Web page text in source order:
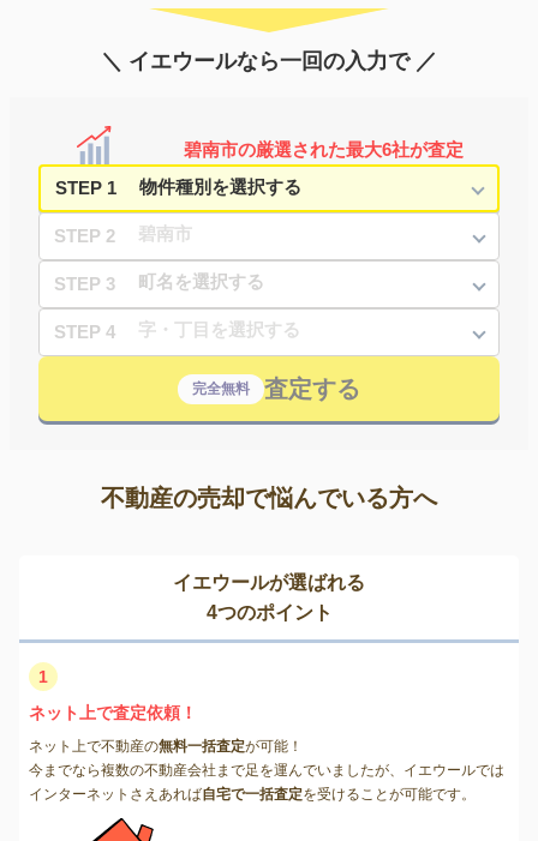
＼ イエウールなら一回の入力で ／
碧南市の厳選された最大6社が査定
STEP 1
STEP 2
STEP 3
STEP 4
完全無料 査定する
不動産の売却で悩んでいる方へ
イエウールが選ばれる
4つのポイント
1
ネット上で査定依頼！
ネット上で不動産の無料一括査定が可能！
今までなら複数の不動産会社まで足を運んでいましたが、イエウールでは
インターネットさえあれば自宅で一括査定を受けることが可能です。